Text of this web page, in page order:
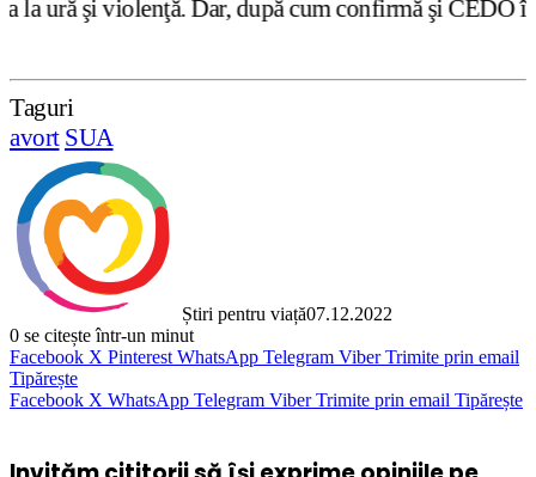
Dar, după cum confirmă şi CEDO în cazul
Taguri
avort SUA
Știri pentru viață07.12.2022
0 se citește într-un minut
Facebook X Pinterest WhatsApp Telegram Viber Trimite prin email
Tipărește
Facebook X WhatsApp Telegram Viber Trimite prin email Tipărește